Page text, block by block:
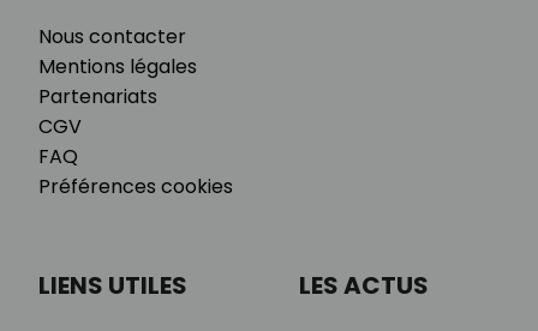
Nous contacter
Mentions légales
Partenariats
CGV
FAQ
Préférences cookies
LIENS UTILES LES ACTUS